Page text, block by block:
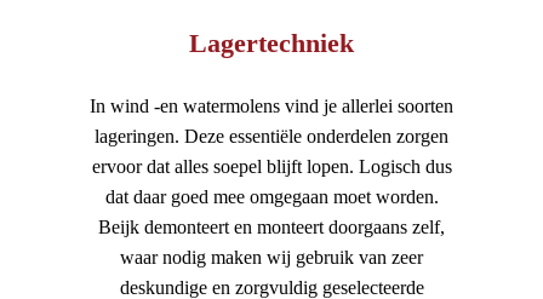
Lagertechniek
In wind -en watermolens vind je allerlei soorten
lageringen. Deze essentiële onderdelen zorgen
ervoor dat alles soepel blijft lopen. Logisch dus
dat daar goed mee omgegaan moet worden.
Beijk demonteert en monteert doorgaans zelf,
waar nodig maken wij gebruik van zeer
deskundige en zorgvuldig geselecteerde